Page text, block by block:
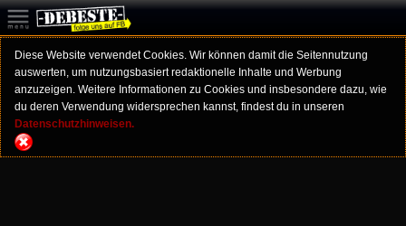
Diese Website verwendet Cookies. Wir können damit die Seitennutzung
auswerten, um nutzungsbasiert redaktionelle Inhalte und Werbung
anzuzeigen. Weitere Informationen zu Cookies und insbesondere dazu, wie
du deren Verwendung widersprechen kannst, findest du in unseren
Datenschutzhinweisen.